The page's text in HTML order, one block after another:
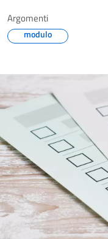
Argomenti
modulo